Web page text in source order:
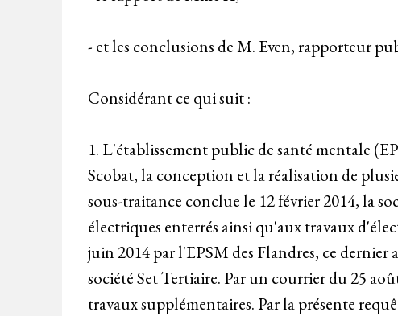
- et les conclusions de M. Even, rapporteur
Considérant ce qui suit :
1. L'établissement public de santé mentale
Scobat, la conception et la réalisation de
sous-traitance conclue le 12 février 2014, la
électriques enterrés ainsi qu'aux travaux
juin 2014 par l'EPSM des Flandres, ce dernier
société Set Tertiaire. Par un courrier du 25
travaux supplémentaires. Par la présente